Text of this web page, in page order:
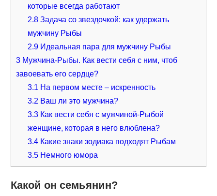
которые всегда работают
2.8Задача со звездочкой: как удержать
мужчину Рыбы
2.9Идеальная пара для мужчину Рыбы
3Мужчина-Рыбы. Как вести себя с ним, чтоб
завоевать его сердце?
3.1 На первом месте – искренность
3.2 Ваш ли это мужчина?
3.3Как вести себя с мужчиной-Рыбой
женщине, которая в него влюблена?
3.4Какие знаки зодиака подходят Рыбам
3.5Немного юмора
Какой он семьянин?